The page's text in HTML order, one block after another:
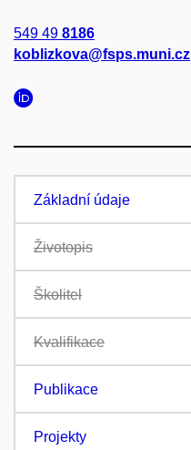
549 49 8186
koblizkova@fsps.muni.cz
Základní údaje
Životopis
Školitel
Kvalifikace
Publikace
Projekty